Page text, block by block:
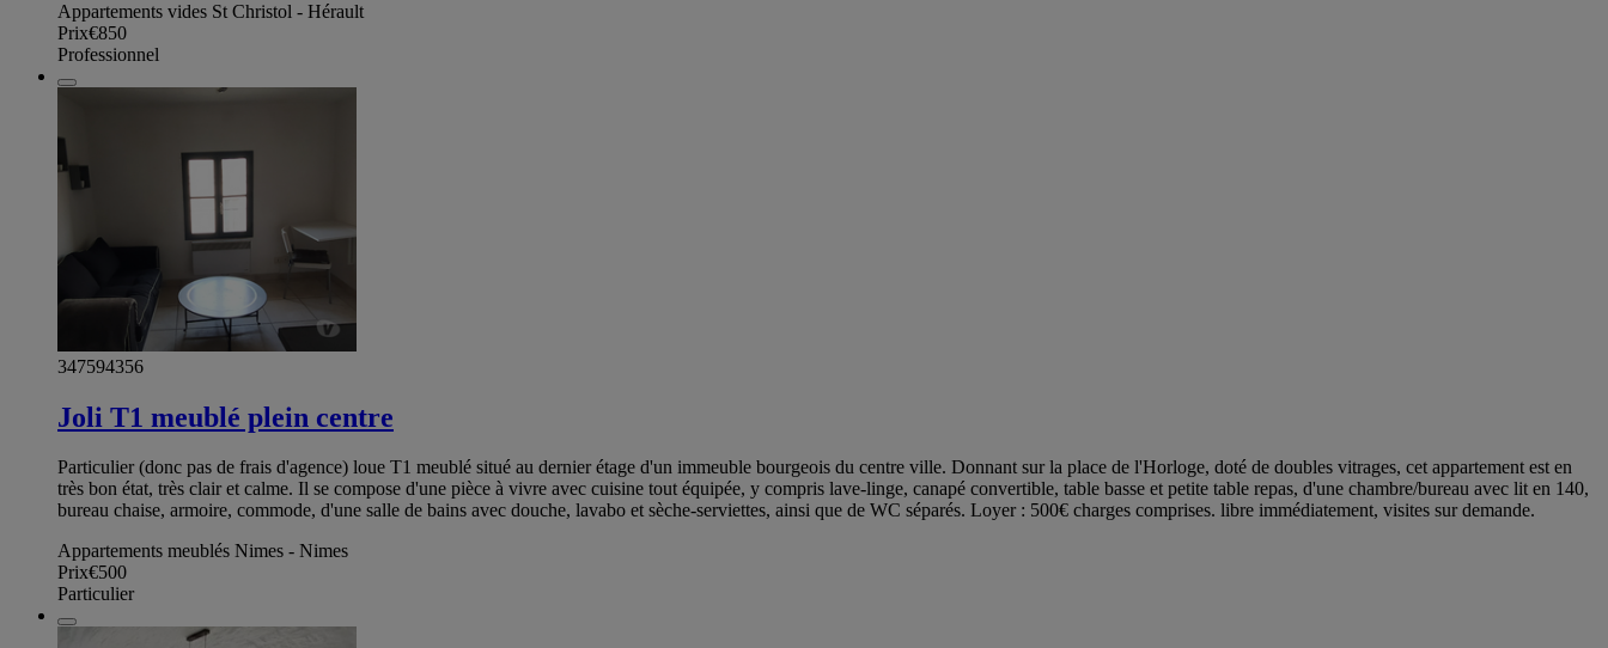
Appartements vides St Christol - Hérault
Prix€850
Professionnel
347594356
Joli T1 meublé plein centre
Particulier (donc pas de frais d'agence) loue T1 meublé situé au dernier étage d'un immeuble bourgeois du centre ville. Donnant sur la place de l'Horloge, doté de doubles vitrages, cet appartement est en
très bon état, très clair et calme. Il se compose d'une pièce à vivre avec cuisine tout équipée, y compris lave-linge, canapé convertible, table basse et petite table repas, d'une chambre/bureau avec lit en 140,
bureau chaise, armoire, commode, d'une salle de bains avec douche, lavabo et sèche-serviettes, ainsi que de WC séparés. Loyer : 500€ charges comprises. libre immédiatement, visites sur demande.
Appartements meublés Nimes - Nimes
Prix€500
Particulier